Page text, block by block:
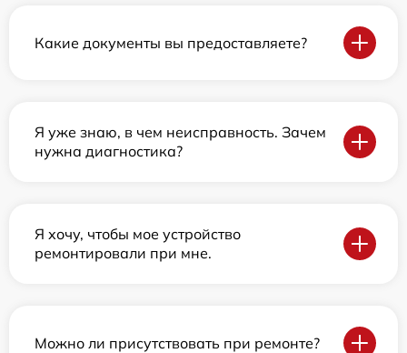
Какие документы вы предоставляете?
Я уже знаю, в чем неисправность. Зачем
нужна диагностика?
Я хочу, чтобы мое устройство
ремонтировали при мне.
Можно ли присутствовать при ремонте?